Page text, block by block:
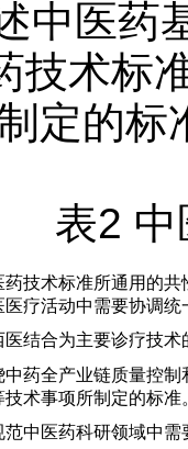
医药基
技术标
定的
表2
药技术标准所通用的
医疗活动中需要协调
医结合为主要诊疗技
中药全产业链质量控
技术事项所制定的标准
范中医药科研领域中